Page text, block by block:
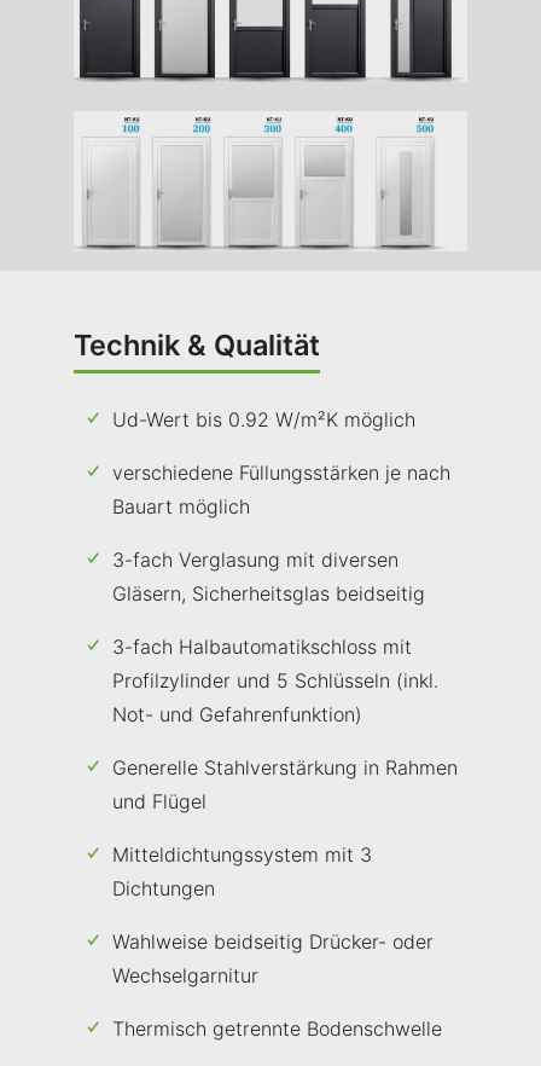
Technik & Qualität
Ud-Wert bis 0.92 W/m²K möglich
verschiedene Füllungsstärken je nach
Bauart möglich
3-fach Verglasung mit diversen
Gläsern, Sicherheitsglas beidseitig
3-fach Halbautomatikschloss mit
Profilzylinder und 5 Schlüsseln (inkl.
Not- und Gefahrenfunktion)
Generelle Stahlverstärkung in Rahmen
und Flügel
Mitteldichtungssystem mit 3
Dichtungen
Wahlweise beidseitig Drücker- oder
Wechselgarnitur
Thermisch getrennte Bodenschwelle